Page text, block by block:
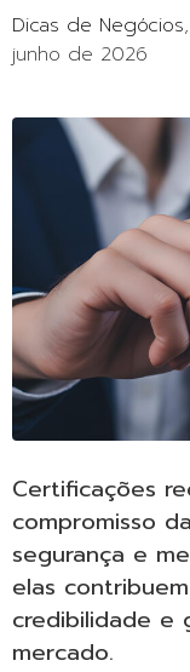
Dicas de Negócios
junho de 2026
Certificações
compromisso
segurança e
elas
credibilidade e
mercado.